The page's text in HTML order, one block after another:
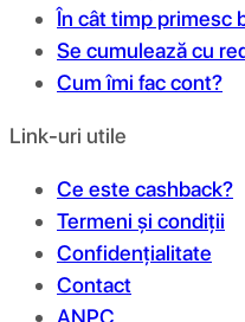
În cât timp primesc
Se cumulează cu
Cum îmi fac cont?
Link-uri utile
Ce este cashback?
Termeni și condiții
Confidențialitate
Contact
ANPC